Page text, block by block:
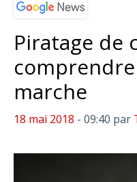
Piratage de
marche
18 mai 2018 - 09:40 par